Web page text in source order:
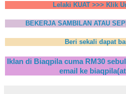
Lelaki KUAT >>> Klik
BEKERJA SAMBILAN ATAU
Beri sekali dapat
Iklan di Biaqpila cuma RM30
email ke